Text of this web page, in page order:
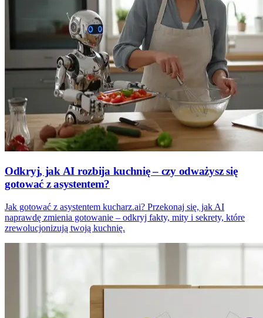
Odkryj, jak AI rozbija kuchnię – czy odważysz się
gotować z asystentem?
Jak gotować z asystentem kucharz.ai? Przekonaj się, jak AI
naprawdę zmienia gotowanie – odkryj fakty, mity i sekrety, które
zrewolucjonizują twoją kuchnię.